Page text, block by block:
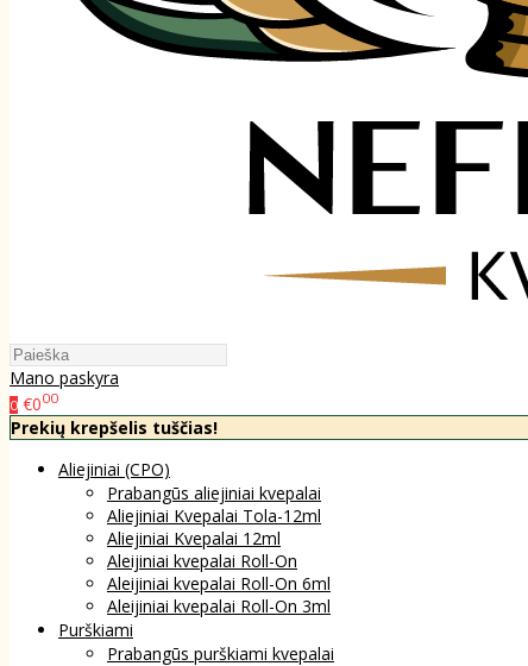
Mano paskyra
0 €000
Prekių krepšelis tuščias!
Aliejiniai (CPO)
Prabangūs aliejiniai kvepalai
Aliejiniai Kvepalai Tola-12ml
Aliejiniai Kvepalai 12ml
Aleijiniai kvepalai Roll-On
Aleijiniai kvepalai Roll-On 6ml
Aleijiniai kvepalai Roll-On 3ml
Purškiami
Prabangūs purškiami kvepalai